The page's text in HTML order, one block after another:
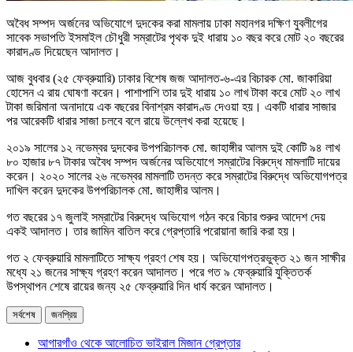
অবৈধ সম্পদ অর্জনের অভিযোগে দুদকের করা মামলায় ঢাকা মহানগর দক্ষিণ যুবলীগের
সাবেক সভাপতি ইসমাইল চৌধুরী সম্রাটের পৃথক দুই ধারায় ১০ বছর করে মোট ২০ বছরের
কারাদণ্ড দিয়েছেন আদালত।
আজ বুধবার (২৫ ফেব্রুয়ারি) ঢাকার বিশেষ জজ আদালত-৬-এর বিচারক মো. জাকারিয়া
হোসেন এ রায় ঘোষণা করেন। পাশাপাশি তার দুই ধারায় ১০ লাখ টাকা করে মোট ২০ লাখ
টাকা জরিমানা অনাদায়ে এক বছরের বিনাশ্রম কারাদণ্ড দেওয়া হয়। একটি ধারার সাজার
পর আরেকটি ধারার সাজা চলবে বলে রায়ে উল্লেখ করা হয়েছে।
২০১৯ সালের ১২ নভেম্বর দুদকের উপপরিচালক মো. জাহাঙ্গীর আলম দুই কোটি ৯৪ লাখ
৮০ হাজার ৮৭ টাকার অবৈধ সম্পদ অর্জনের অভিযোগে সম্রাটের বিরুদ্ধে মামলাটি দায়ের
করেন। ২০২০ সালের ২৬ নভেম্বর মামলাটি তদন্ত করে সম্রাটের বিরুদ্ধে অভিযোগপত্র
দাখিল করেন দুদকের উপপরিচালক মো. জাহাঙ্গীর আলম।
গত বছরের ১৭ জুলাই সম্রাটের বিরুদ্ধে অভিযোগ গঠন করে বিচার শুরুর আদেশ দেয়
একই আদালত। তার জামিন বাতিল করে গ্রেপ্তারি পরোয়ানা জারি করা হয়।
গত ২ ফেব্রুয়ারি মামলাটিতে সাক্ষ্য গ্রহণ শেষ হয়। অভিযোগপত্রভুক্ত ২১ জন সাক্ষীর
মধ্যে ২১ জনের সাক্ষ্য গ্রহণ করেন আদালত। পরে গত ৯ ফেব্রুয়ারি যুক্তিতর্ক
উপস্থাপন শেষে রায়ের জন্য ২৫ ফেব্রুয়ারি দিন ধার্য করেন আদালত।
সর্বশেষ জনপ্রিয়
আগারগাঁও থেকে আলোচিত ভাইরাল মিজান গ্রেপ্তার